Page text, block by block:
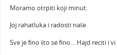
Moramo otrpiti koji minut.
Joj rahatluka i radosti naše.
Sve je fino što se fino… Hajd reciti i